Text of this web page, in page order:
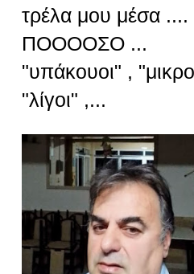
τρέλα μου μέσα ....
ΠΟΟΟΟΣΟ ...
"υπάκουοι" ,
"λίγοι" ,...